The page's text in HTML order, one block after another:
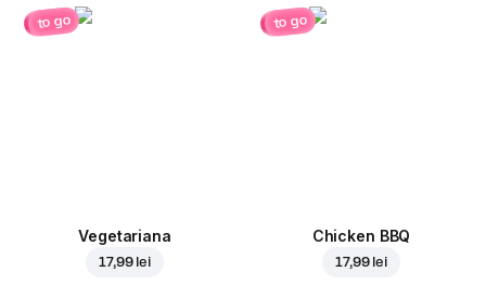
to go
Vegetariana
17,99 lei
to go
Chicken BBQ
17,99 lei